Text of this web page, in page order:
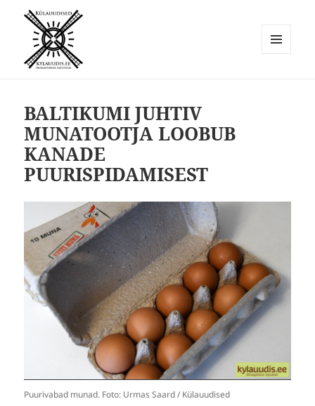
BALTIKUMI JUHTIV
MUNATOOTJA LOOBUB
KANADE
PUURISPIDAMISEST
Puurivabad munad. Foto: Urmas Saard / Külauudised